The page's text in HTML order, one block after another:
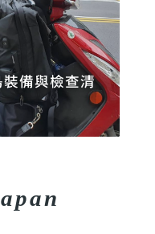
備與檢查清